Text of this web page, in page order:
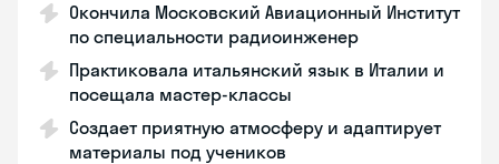
Окончила Московский Авиационный Институт
по специальности радиоинженер
Практиковала итальянский язык в Италии и
посещала мастер-классы
Создает приятную атмосферу и адаптирует
материалы под учеников